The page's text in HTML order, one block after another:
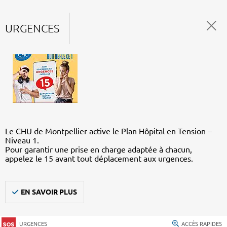
URGENCES
Le CHU de Montpellier active le Plan Hôpital en Tension –
Niveau 1.
Pour garantir une prise en charge adaptée à chacun,
appelez le 15 avant tout déplacement aux urgences.
EN SAVOIR PLUS
URGENCES ACCÈS RAPIDES